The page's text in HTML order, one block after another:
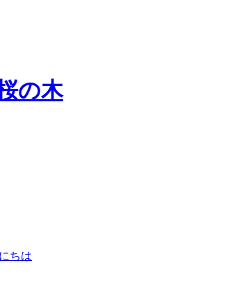
の木
ちは